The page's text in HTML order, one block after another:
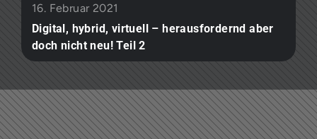
16. Februar 2021
Digital, hybrid, virtuell – herausfordernd aber
doch nicht neu! Teil 2